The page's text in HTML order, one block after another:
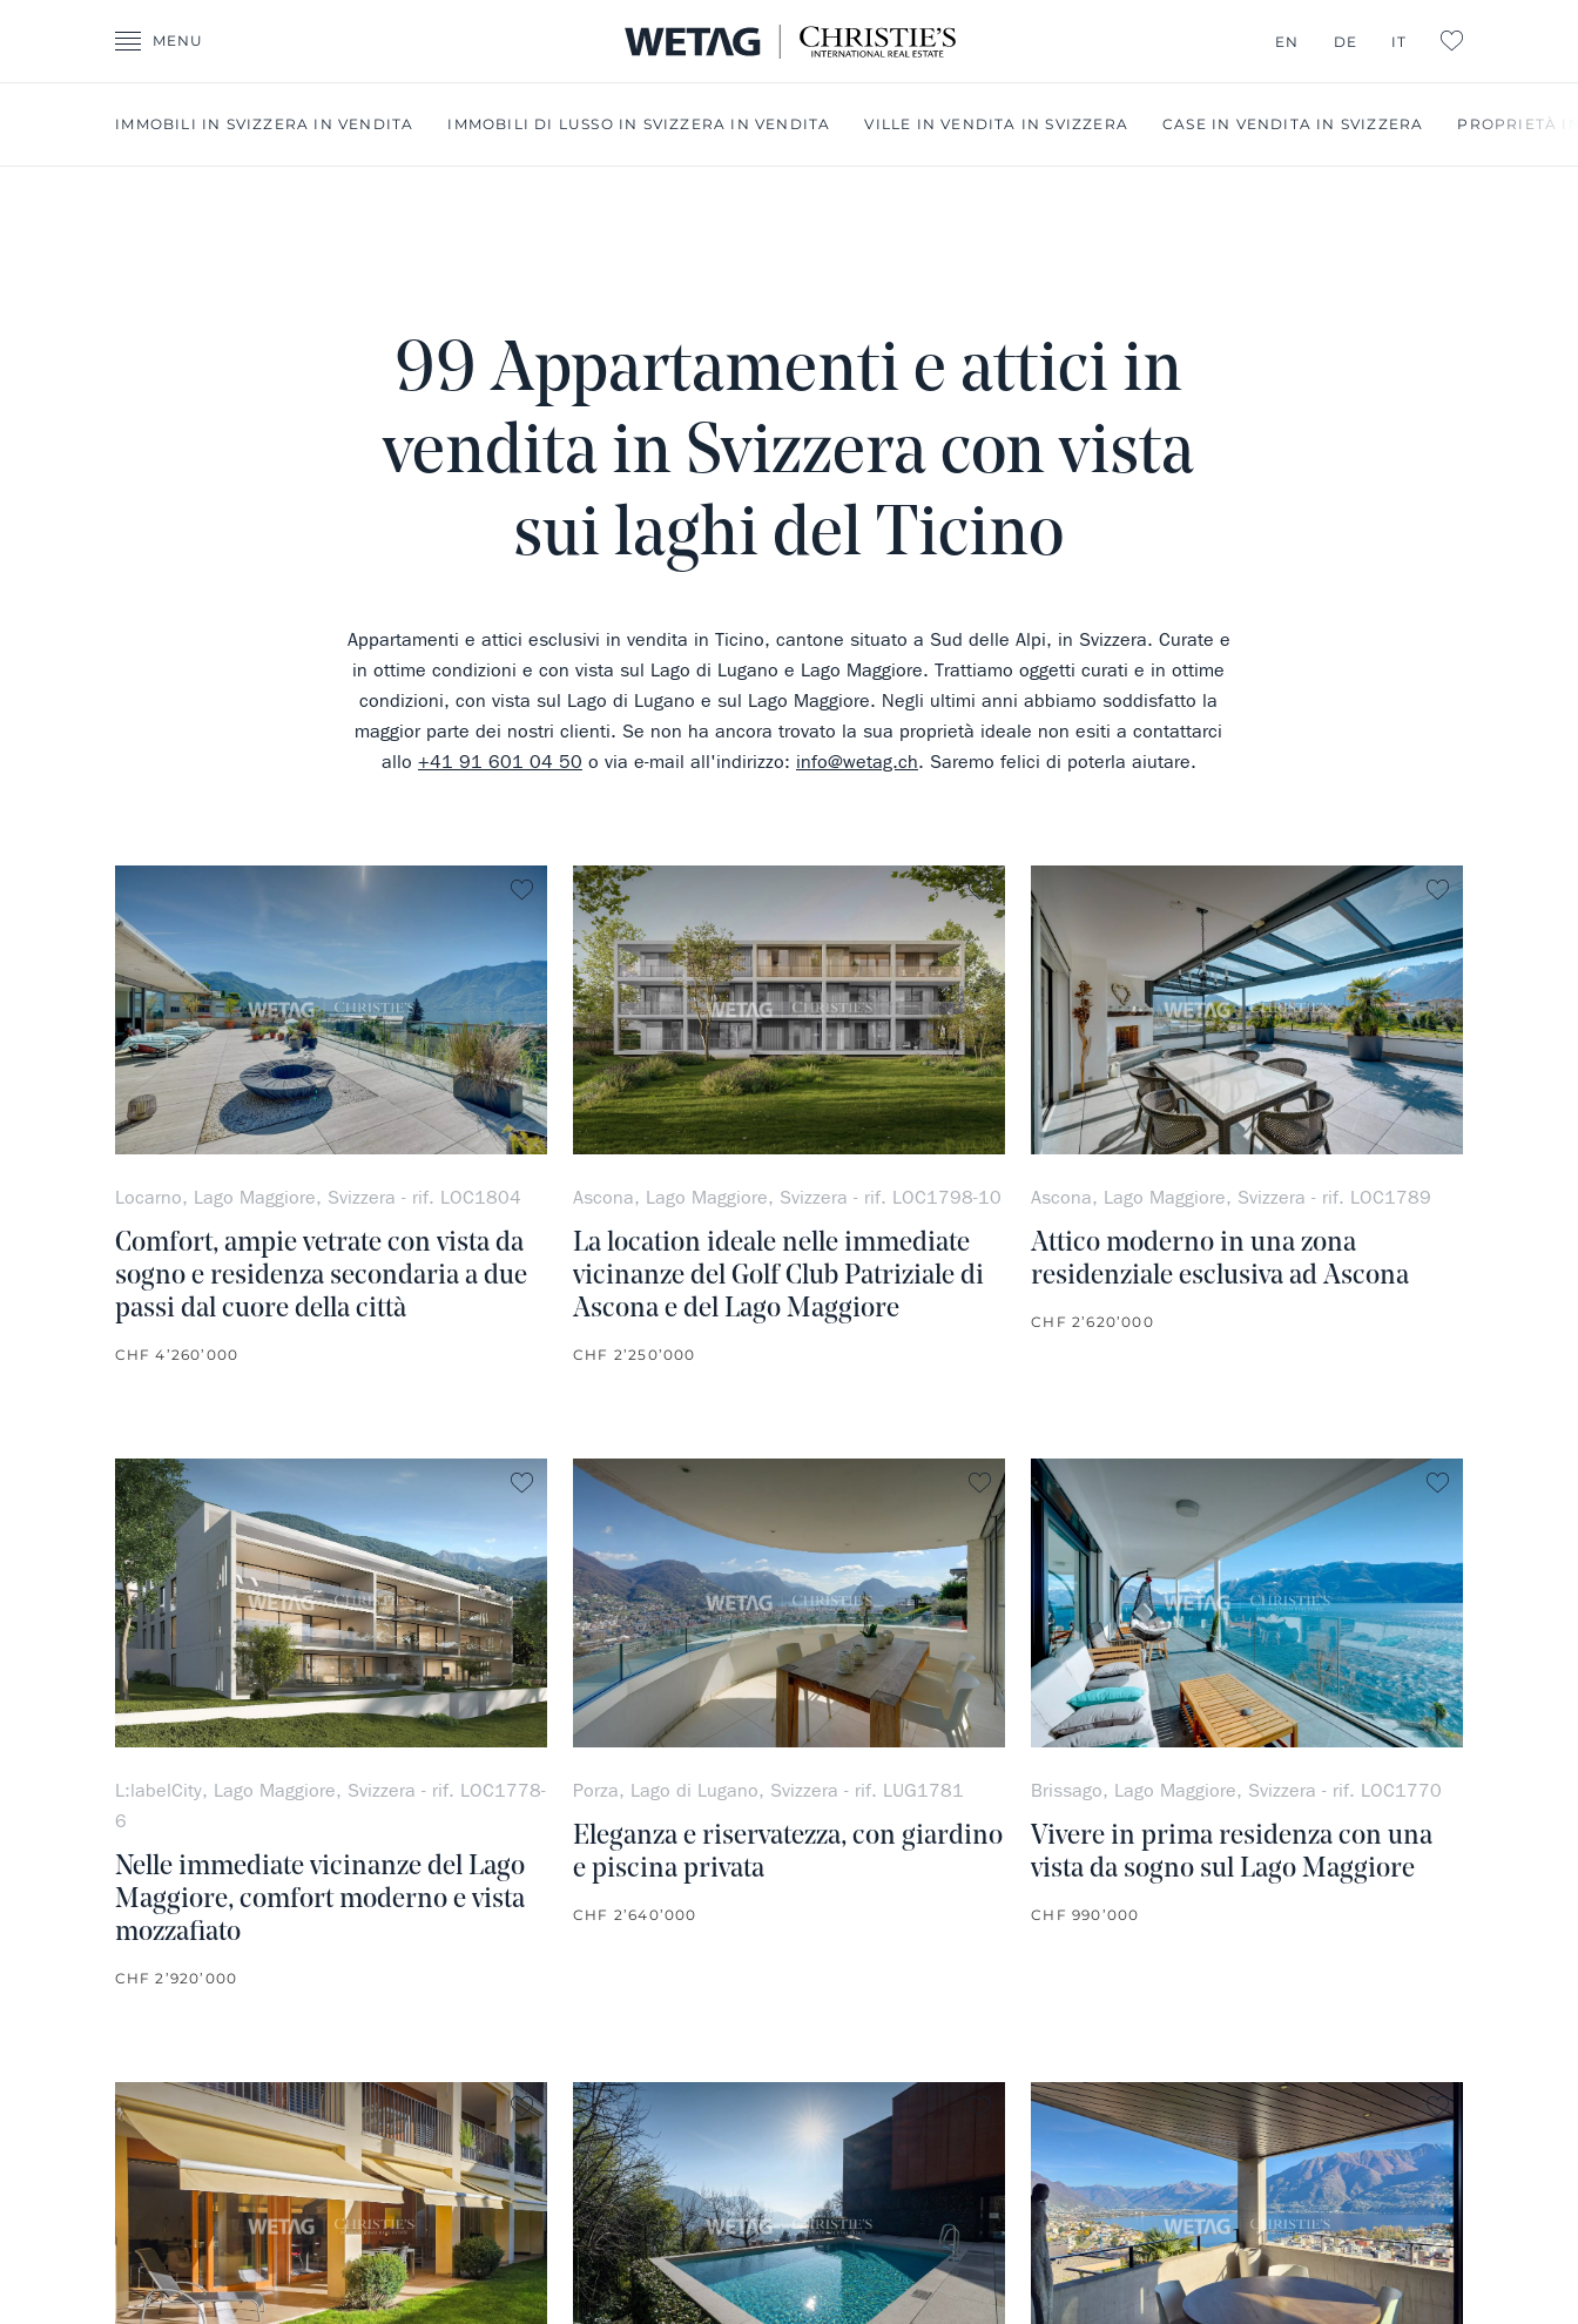
MENU EN DE IT
IMMOBILI IN SVIZZERA IN VENDITA IMMOBILI DI LUSSO IN SVIZZERA IN VENDITA VILLE IN VENDITA IN SVIZZERA CASE IN VENDITA IN SVIZZERA PROPRIETÀ
99 Appartamenti e attici in
vendita in Svizzera con vista
sui laghi del Ticino
Appartamenti e attici esclusivi in vendita in Ticino, cantone situato a Sud delle Alpi, in Svizzera. Curate e
in ottime condizioni e con vista sul Lago di Lugano e Lago Maggiore. Trattiamo oggetti curati e in ottime
condizioni, con vista sul Lago di Lugano e sul Lago Maggiore. Negli ultimi anni abbiamo soddisfatto la
maggior parte dei nostri clienti. Se non ha ancora trovato la sua proprietà ideale non esiti a contattarci
allo +41 91 601 04 50 o via e-mail all'indirizzo: info@wetag.ch. Saremo felici di poterla aiutare.
Non preferito
Locarno, Lago Maggiore, Svizzera - rif. LOC1804
Comfort, ampie vetrate con vista da
sogno e residenza secondaria a due
passi dal cuore della città
CHF 4’260’000
Non preferito
Ascona, Lago Maggiore, Svizzera - rif. LOC1798-10
La location ideale nelle immediate
vicinanze del Golf Club Patriziale di
Ascona e del Lago Maggiore
CHF 2’250’000
Non preferito
Ascona, Lago Maggiore, Svizzera - rif. LOC1789
Attico moderno in una zona
residenziale esclusiva ad Ascona
CHF 2’620’000
Non preferito
L:labelCity, Lago Maggiore, Svizzera - rif. LOC1778-
6
Nelle immediate vicinanze del Lago
Maggiore, comfort moderno e vista
mozzafiato
CHF 2’920’000
Non preferito
Porza, Lago di Lugano, Svizzera - rif. LUG1781
Eleganza e riservatezza, con giardino
e piscina privata
CHF 2’640’000
Brissago, Lago Maggiore, Svizzera - rif. LOC1770
Vivere in prima residenza con una
vista da sogno sul Lago Maggiore
CHF 990’000
Non preferito Non preferito Non preferito